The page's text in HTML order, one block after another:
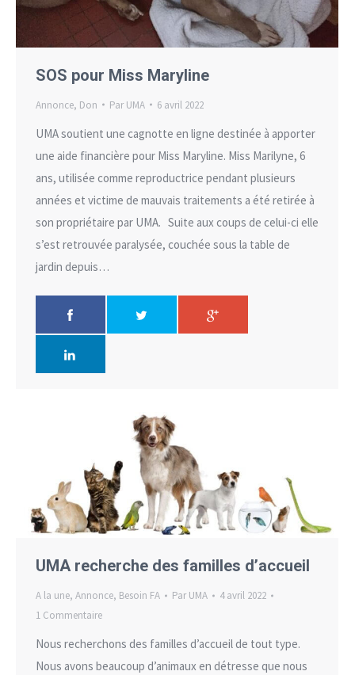
SOS pour Miss Maryline
Annonce, Don Par UMA 6 avril 2022
UMA soutient une cagnotte en ligne destinée à apporter
une aide financière pour Miss Maryline. Miss Marilyne, 6
ans, utilisée comme reproductrice pendant plusieurs
années et victime de mauvais traitements a été retirée à
son propriétaire par UMA. Suite aux coups de celui-ci elle
s’est retrouvée paralysée, couchée sous la table de
jardin depuis…
UMA recherche des familles d’accueil
A la une, Annonce, Besoin FA Par UMA
4 avril 2022
1 Commentaire
Nous recherchons des familles d’accueil de tout type.
Nous avons beaucoup d’animaux en détresse que nous